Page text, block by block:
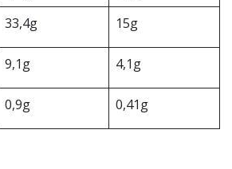
33,4g 15g
9,1g 4,1g
0,9g 0,41g